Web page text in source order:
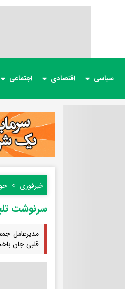
سیاسی اقتصادی اجتماعی
خبرفوری
سرنوشت
مدیرعامل
قلبی جان